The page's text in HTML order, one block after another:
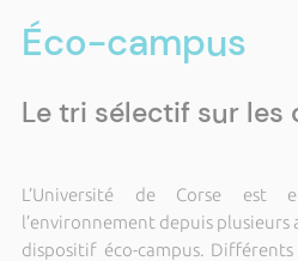
Éco-campus
Le tri sélectif sur les
L’Université de Corse est
l’environnement depuis
dispositif éco-campus.